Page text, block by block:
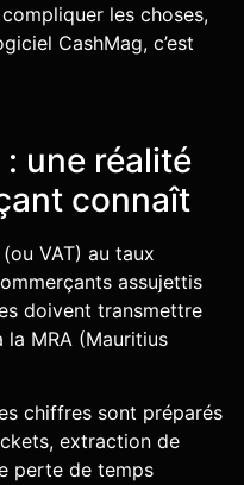
les choses,
CashMag, c’est
une réalité
connaît
VAT) au taux
assujettis
doivent transmettre
la MRA (Mauritius
chiffres sont préparés
extraction de
perte de temps